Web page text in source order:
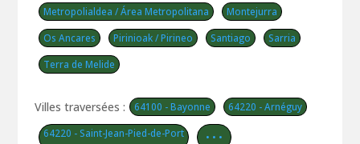
Metropolialdea / Área Metropolitana Montejurra
Os Ancares Pirinioak / Pirineo Santiago Sarria
Terra de Melide
Villes traversées : 64100 - Bayonne 64220 - Arnéguy
64220 - Saint-Jean-Pied-de-Port • • •